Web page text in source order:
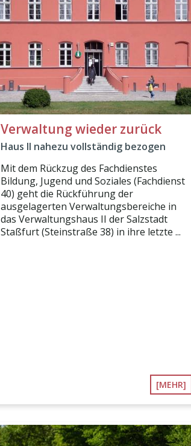
Verwaltung wieder zurück
Haus II nahezu vollständig bezogen
Mit dem Rückzug des Fachdienstes
Bildung, Jugend und Soziales (Fachdienst
40) geht die Rückführung der
ausgelagerten Verwaltungsbereiche in
das Verwaltungshaus II der Salzstadt
Staßfurt (Steinstraße 38) in ihre letzte ...
[MEHR]